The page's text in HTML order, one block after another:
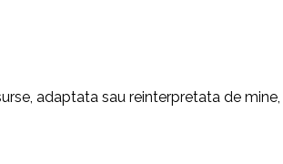
adaptata sau reinterpretata de